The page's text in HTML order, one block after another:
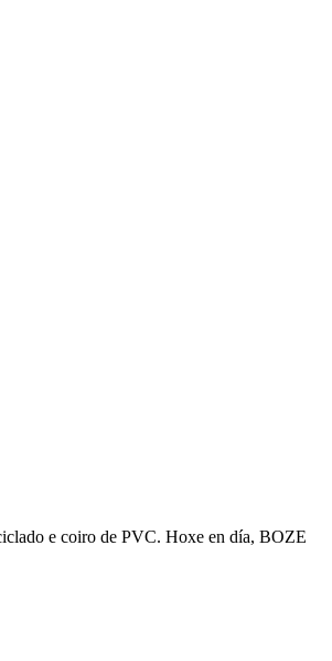
e coiro de PVC. Hoxe en día, BOZE